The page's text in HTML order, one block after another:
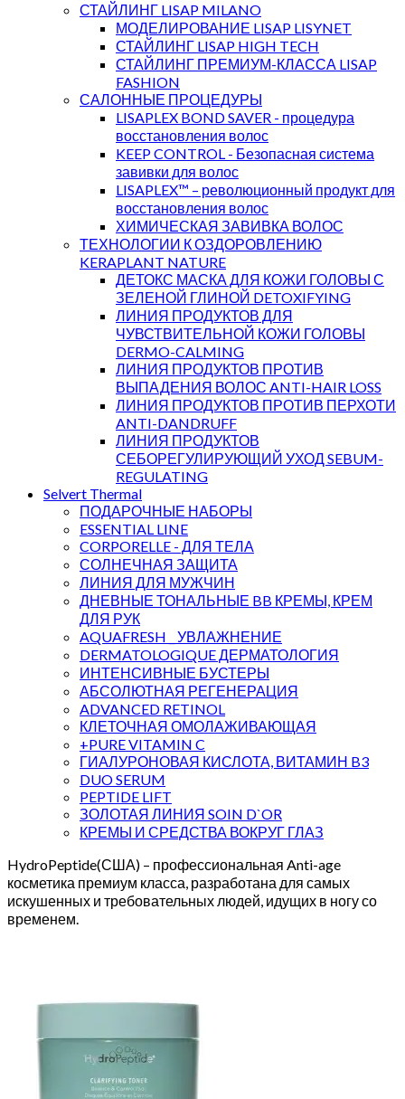
СТАЙЛИНГ LISAP MILANO
МОДЕЛИРОВАНИЕ LISAP LISYNET
СТАЙЛИНГ LISAP HIGH TECH
СТАЙЛИНГ ПРЕМИУМ-КЛАССА LISAP
FASHION
САЛОННЫЕ ПРОЦЕДУРЫ
LISAPLEX BOND SAVER - процедура
восстановления волос
KEEP CONTROL - Безопасная система
завивки для волос
LISAPLEX™ – революционный продукт для
восстановления волос
ХИМИЧЕСКАЯ ЗАВИВКА ВОЛОС
ТЕХНОЛОГИИ К ОЗДОРОВЛЕНИЮ
KERAPLANT NATURE
ДЕТОКС МАСКА ДЛЯ КОЖИ ГОЛОВЫ С
ЗЕЛЕНОЙ ГЛИНОЙ DETOXIFYING
ЛИНИЯ ПРОДУКТОВ ДЛЯ
ЧУВСТВИТЕЛЬНОЙ КОЖИ ГОЛОВЫ
DERMO-CALMING
ЛИНИЯ ПРОДУКТОВ ПРОТИВ
ВЫПАДЕНИЯ ВОЛОС ANTI-HAIR LOSS
ЛИНИЯ ПРОДУКТОВ ПРОТИВ ПЕРХОТИ
ANTI-DANDRUFF
ЛИНИЯ ПРОДУКТОВ
СЕБОРЕГУЛИРУЮЩИЙ УХОД SEBUM-
REGULATING
Selvert Thermal
ПОДАРОЧНЫЕ НАБОРЫ
ESSENTIAL LINE
CORPORELLE - ДЛЯ ТЕЛА
СОЛНЕЧНАЯ ЗАЩИТА
ЛИНИЯ ДЛЯ МУЖЧИН
ДНЕВНЫЕ ТОНАЛЬНЫЕ BB КРЕМЫ, КРЕМ
ДЛЯ РУК
AQUAFRESH _ УВЛАЖНЕНИЕ
DERMATOLOGIQUE ДЕРМАТОЛОГИЯ
ИНТЕНСИВНЫЕ БУСТЕРЫ
АБСОЛЮТНАЯ РЕГЕНЕРАЦИЯ
ADVANCED RETINOL
КЛЕТОЧНАЯ ОМОЛАЖИВАЮЩАЯ
+PURE VITAMIN C
ГИАЛУРОНОВАЯ КИСЛОТА, ВИТАМИН B3
DUO SERUM
PEPTIDE LIFT
ЗОЛОТАЯ ЛИНИЯ SOIN D`OR
КРЕМЫ И СРЕДСТВА ВОКРУГ ГЛАЗ
HydroPeptide(США) – профессиональная Anti-age
косметика премиум класса, разработана для самых
искушенных и требовательных людей, идущих в ногу со
временем.